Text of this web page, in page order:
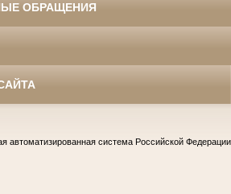
ОБРАЩЕНИЯ
автоматизированная система Российской